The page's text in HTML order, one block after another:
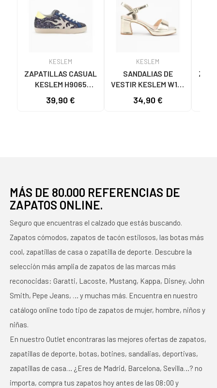
KESLEM
ZAPATILLAS CASUAL
KESLEM H9065
NEGRO
39,90 €
KESLEM
SANDALIAS DE
VESTIR KESLEM W18-
34,90 €
MÁS DE 80.000 REFERENCIAS DE
ZAPATOS ONLINE.
Seguro que encuentras el calzado que estás buscando.
Zapatos cómodos, zapatos de tacón estilosos, las botas más
cool, zapatillas de casa o zapatilla de deporte. Descubre la
selección más amplia de zapatos de las marcas más
reconocidas: Garatti, Lacoste, Mustang, Kappa, Disney, John
Smith, Pepe Jeans, … y muchas más. Encuentra en nuestro
catálogo online todo tipo de zapatos de mujer, hombre, niños y
niñas.
En nuestro Outlet encontraras las mejores ofertas de zapatos,
zapatillas de deporte, botas, botines, sandalias, deportivas,
zapatillas de casa… ¿Eres de Madrid, Barcelona, Sevilla…? no
importa, compra tus zapatos hoy antes de las 08:00 y